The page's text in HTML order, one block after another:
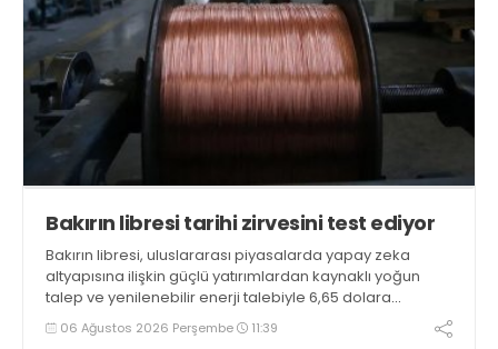
Bakırın libresi tarihi zirvesini test ediyor
Bakırın libresi, uluslararası piyasalarda yapay zeka
altyapısına ilişkin güçlü yatırımlardan kaynaklı yoğun
talep ve yenilenebilir enerji talebiyle 6,65 dolara
ulaşarak tarihi zirvesini test ediyor
06 Ağustos 2026 Perşembe 11:39